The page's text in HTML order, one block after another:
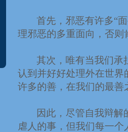
首先，邪恶有许多“
理邪恶的多重面向，否
其次，唯有当我们承
认到并好好处理外在世界
许多的善，在我们的最善
因此，尽管自我辩
虐人的事，但我们每一个